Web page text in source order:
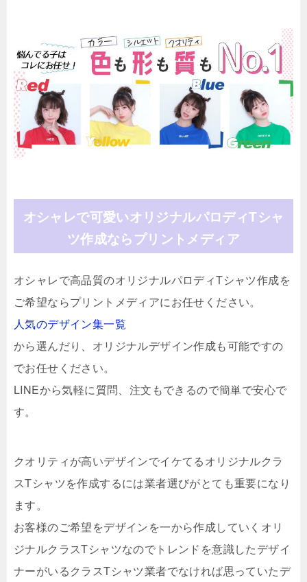
オシャレで可愛いオリジナルパロディTシャ
ツ作成ならプリントメディア
オシャレで高品質のオリジナルパロディTシャツ作成を
ご希望ならプリントメディアにお任せください。
人気のデザイン集一覧
から選んだり、オリジナルデザイン作成も可能ですの
でお任せください。
LINEから気軽に質問、注文もできるので簡単で安心で
す。
クオリティが高いデザインでイケてるオリジナルクラ
スTシャツを作成するには業者選びがとても重要になり
ます。
お客様のご希望をデザインを一から作成していくオリ
ジナルクラスTシャツなのでトレンドを意識したデザイ
ナーがいるクラスTシャツ業者でなければ思っていたデ